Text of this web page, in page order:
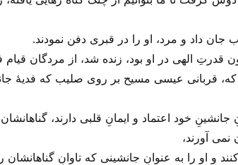
داد و مرد، او را در قبری دفن نمودند.
الهی در او بود، زنده شد، از مردگان قیام
قربانی عیسی مسیح بر روی صلیب که فدیهٔ
خود اعتماد و ایمانِ قلبی دارند،
آورند،
او را به عنوانِ جانشینی که تاوانِ گناهانشان